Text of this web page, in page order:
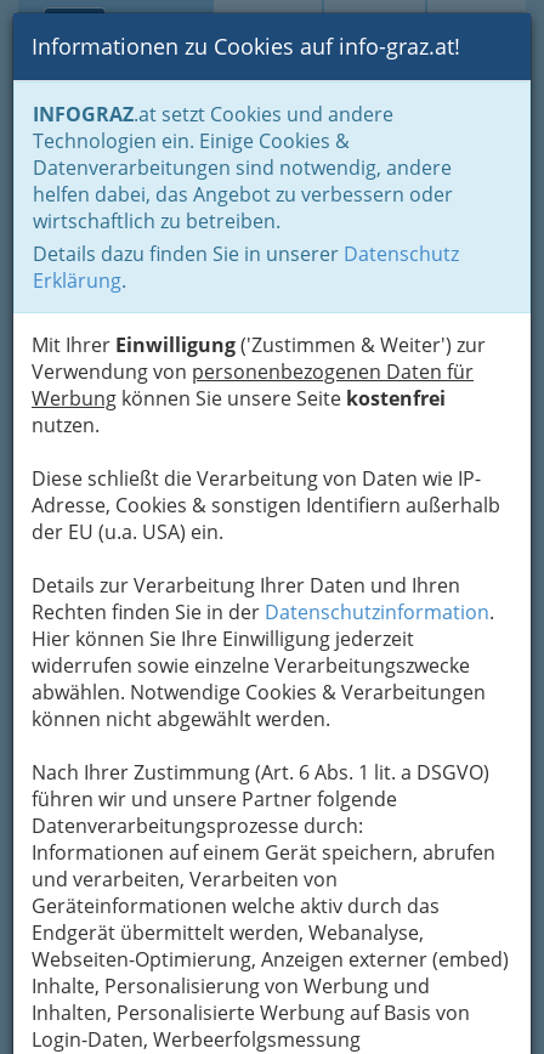
Suche Login Toggle
Informationen zu Cookies auf info-graz.at!
INFOGRAZ.at setzt Cookies und andere
Technologien ein. Einige Cookies &
Datenverarbeitungen sind notwendig, andere
helfen dabei, das Angebot zu verbessern oder
wirtschaftlich zu betreiben.
Details dazu finden Sie in unserer Datenschutz
Erklärung.
Mit Ihrer Einwilligung('Zustimmen & Weiter') zur
Verwendung von personenbezogenen Daten für
Werbung können Sie unsere Seite kostenfrei
nutzen.
Diese schließt die Verarbeitung von Daten wie IP-
Adresse, Cookies & sonstigen Identifiern außerhalb
der EU (u.a. USA) ein.
Details zur Verarbeitung Ihrer Daten und Ihren
Rechten finden Sie in der Datenschutzinformation.
Hier können Sie Ihre Einwilligung jederzeit
widerrufen sowie einzelne Verarbeitungszwecke
abwählen. Notwendige Cookies & Verarbeitungen
können nicht abgewählt werden.
Nach Ihrer Zustimmung (Art. 6 Abs. 1 lit. a DSGVO)
führen wir und unsere Partner folgende
Datenverarbeitungsprozesse durch:
Informationen auf einem Gerät speichern, abrufen
und verarbeiten, Verarbeiten von
Geräteinformationen welche aktiv durch das
Endgerät übermittelt werden, Webanalyse,
Webseiten-Optimierung, Anzeigen externer (embed)
Inhalte, Personalisierung von Werbung und
Inhalten, Personalisierte Werbung auf Basis von
Login-Daten, Werbeerfolgsmessung
Home Branchen
Einkaufen & Schenken - der Handel
Handel in Graz
Spezielles Einkaufen und Schenken
Künstlerbedarf
Künstlerbedarf
Grazer Händler
für
Künstlerbedarf
führen
vorzugsweise
Qualitäts-Markenartikel zu
günstigen Preisen.
Der große Unterschied zu den Online-Händlern
liegt nicht nur in der Beratung: informieren Sie
Stärke, kaufen sollten Sie aber, gut beraten, im
heimischen Fachhandel .
Sie wollen doch wirklich kein Risiko eingehen –
weder beider
Bezahlung, noch bei
der Qualität. Da ist es
schon ein Vorteil, wenn
man jemand hat, den
man/frau im Falle des
Falles auch bei „den Ohren nehmen kann“.
Die Grazer Händler für Künstlerbedarf
Ihnen Profi-Qualität von renommierten
Produzenten zu attraktiven Preisen, sowie eine
ausführliche und profunde Beratung.
Bezirksauswahl